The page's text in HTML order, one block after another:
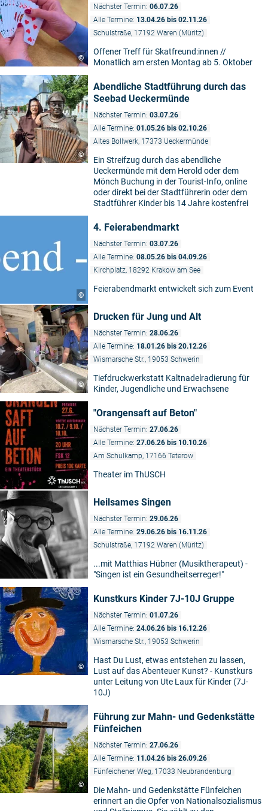
©
Nächster Termin: 06.07.26
Alle Termine: 13.04.26 bis 02.11.26
Schulstraße, 17192 Waren (Müritz)
Offener Treff für Skatfreund:innen //
Monatlich am ersten Montag ab 5. Oktober
©
Abendliche Stadtführung durch das
Seebad Ueckermünde
Nächster Termin: 03.07.26
Alle Termine: 01.05.26 bis 02.10.26
Altes Bollwerk, 17373 Ueckermünde
Ein Streifzug durch das abendliche
Ueckermünde mit dem Herold oder dem
Mönch Buchung in der Tourist-Info, online
oder direkt bei der Stadtführerin oder dem
Stadtführer Kinder bis 14 Jahre kostenfrei
©
4. Feierabendmarkt
Nächster Termin: 03.07.26
Alle Termine: 08.05.26 bis 04.09.26
Kirchplatz, 18292 Krakow am See
Feierabendmarkt entwickelt sich zum Event
©
Drucken für Jung und Alt
Nächster Termin: 28.06.26
Alle Termine: 18.01.26 bis 20.12.26
Wismarsche Str., 19053 Schwerin
Tiefdruckwerkstatt Kaltnadelradierung für
Kinder, Jugendliche und Erwachsene
"Orangensaft auf Beton"
Nächster Termin: 27.06.26
Alle Termine: 27.06.26 bis 10.10.26
Am Schulkamp, 17166 Teterow
Theater im ThUSCH
Heilsames Singen
Nächster Termin: 29.06.26
Alle Termine: 29.06.26 bis 16.11.26
Schulstraße, 17192 Waren (Müritz)
...mit Matthias Hübner (Musiktherapeut) -
"Singen ist ein Gesundheitserreger!"
©
Kunstkurs Kinder 7J-10J Gruppe
Nächster Termin: 01.07.26
Alle Termine: 24.06.26 bis 16.12.26
Wismarsche Str., 19053 Schwerin
Hast Du Lust, etwas entstehen zu lassen,
Lust auf das Abenteuer Kunst? - Kunstkurs
unter Leitung von Ute Laux für Kinder (7J-
10J)
©
Führung zur Mahn- und Gedenkstätte
Fünfeichen
Nächster Termin: 27.06.26
Alle Termine: 11.04.26 bis 26.09.26
Fünfeichener Weg, 17033 Neubrandenburg
Die Mahn- und Gedenkstätte Fünfeichen
erinnert an die Opfer von Nationalsozialismus